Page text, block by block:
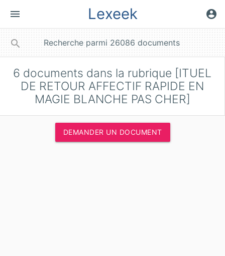
menu Lexeek account_circle
search
6 documents dans la rubrique [ITUEL
DE RETOUR AFFECTIF RAPIDE EN
MAGIE BLANCHE PAS CHER]
DEMANDER UN DOCUMENT